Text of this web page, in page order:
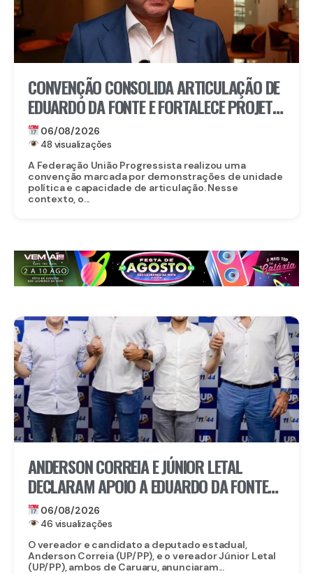
CONVENÇÃO CONSOLIDA ARTICULAÇÃO DE
EDUARDO DA FONTE E FORTALECE PROJETO
PARA O SENADO
06/08/2026
48 visualizações
A Federação União Progressista realizou uma
convenção marcada por demonstrações de unidade
política e capacidade de articulação. Nesse
contexto, o...
ANDERSON CORREIA E JÚNIOR LETAL
DECLARAM APOIO A EDUARDO DA FONTE
PARA O SENADO E LULA DA FONTE PARA
DEPUTADO FEDERAL
06/08/2026
46 visualizações
O vereador e candidato a deputado estadual,
Anderson Correia (UP/PP), e o vereador Júnior Letal
(UP/PP), ambos de Caruaru, anunciaram...